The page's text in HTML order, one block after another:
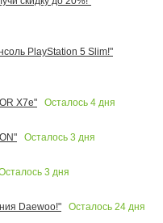
PlayStation 5 Slim!"
X7e"
Осталось 4 дня
Осталось 3 дня
3 дня
Daewoo!"
Осталось 24 дня